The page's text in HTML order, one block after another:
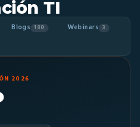
TI
Blogs 180 Webinars 3
2026